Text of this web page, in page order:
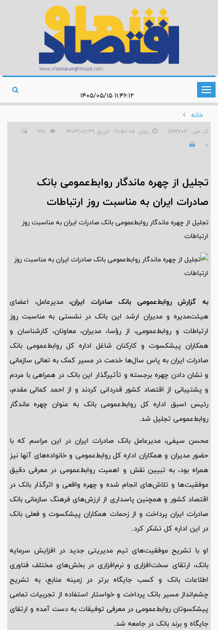
تغییر
وضعیت
ناوبری
۱۱:۴۶:۱۲ ۱۴۰۵/۰۵/۱۵
خانه
کد خبر : 597704 زمان: ۲۱:۵۰:۰۵ - تاریخ: ۱۴۰۳/۰۲/۲۹
0
تجلیل از چهره ماندگار روابط‌عمومی بانک
صادرات ایران به مناسبت روز ارتباطات
تجلیل از چهره ماندگار روابط‌عمومی بانک صادرات ایران به مناسبت روز
ارتباطات
به گزارش روابط‌عمومی بانک صادرات ایران،مدیرعامل، اعضای
هیئت‌مدیره و مدیران ارشد این بانک در نشستی به مناسبت روز
ارتباطات و روابط‌عمومی، از رؤسا، مدیران، معاونان، کارشناسان و
همکاران پیشکسوت و کارکنان شاغل اداره کل روابط‌عمومی بانک
صادرات ایران به پاس سال‌ها خدمت در مسیر کمک به تعالی سازمانی
و نشان دادن چهره برجسته و تأثیرگذار این بانک در همراهی با مردم
و پشتیبانی از اقتصاد کشور قدردانی کردند و از احمد کمالی مقدم،
رئیس اسبق اداره کل روابط‌عمومی بانک به عنوان چهره ماندگار
روابط‌عمومی تجلیل شد.
محسن سیفی، مدیرعامل بانک صادرات ایران در این مراسم که با
حضور مدیران و همکاران اداره کل روابط‌عمومی و خانواده‌های آنها نیز
همراه بود، به تبیین نقش و اهمیت روابط‌عمومی در معرفی دقیق
موفقیت‌ها و تلاش‌های انجام شده و چهره واقعی و اثرگذار بانک در
اقتصاد کشور و همچنین پاسداری از ارزش‌های فرهنگ سازمانی بانک
صادرات ایران پرداخت و از زحمات همکاران پیشکسوت و فعلی بانک
در این اداره کل تشکر کرد.
او با تشریح موفقیت‌های تیم مدیریتی جدید در افزایش سرمایه
بانک، ارتقای سخت‌افزاری و نرم‌افزاری در بخش‌های مختلف فناوری
اطلاعات بانک و کسب جایگاه برتر در زمینه منابع، به تشریح
چشم‌انداز مسیر بانک پرداخت و خواستار استفاده از تجربیات تمامی
پیشکسوتان روابط‌عمومی در معرفی توفیقات به دست آمده و ارتقای
جایگاه و برند بانک در جامعه شد.